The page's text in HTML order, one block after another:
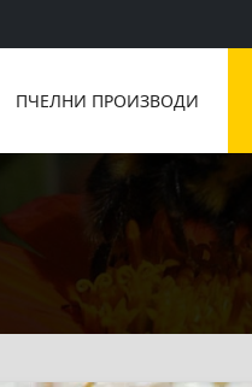
ПЧЕЛНИ ПРОИЗВОДИ